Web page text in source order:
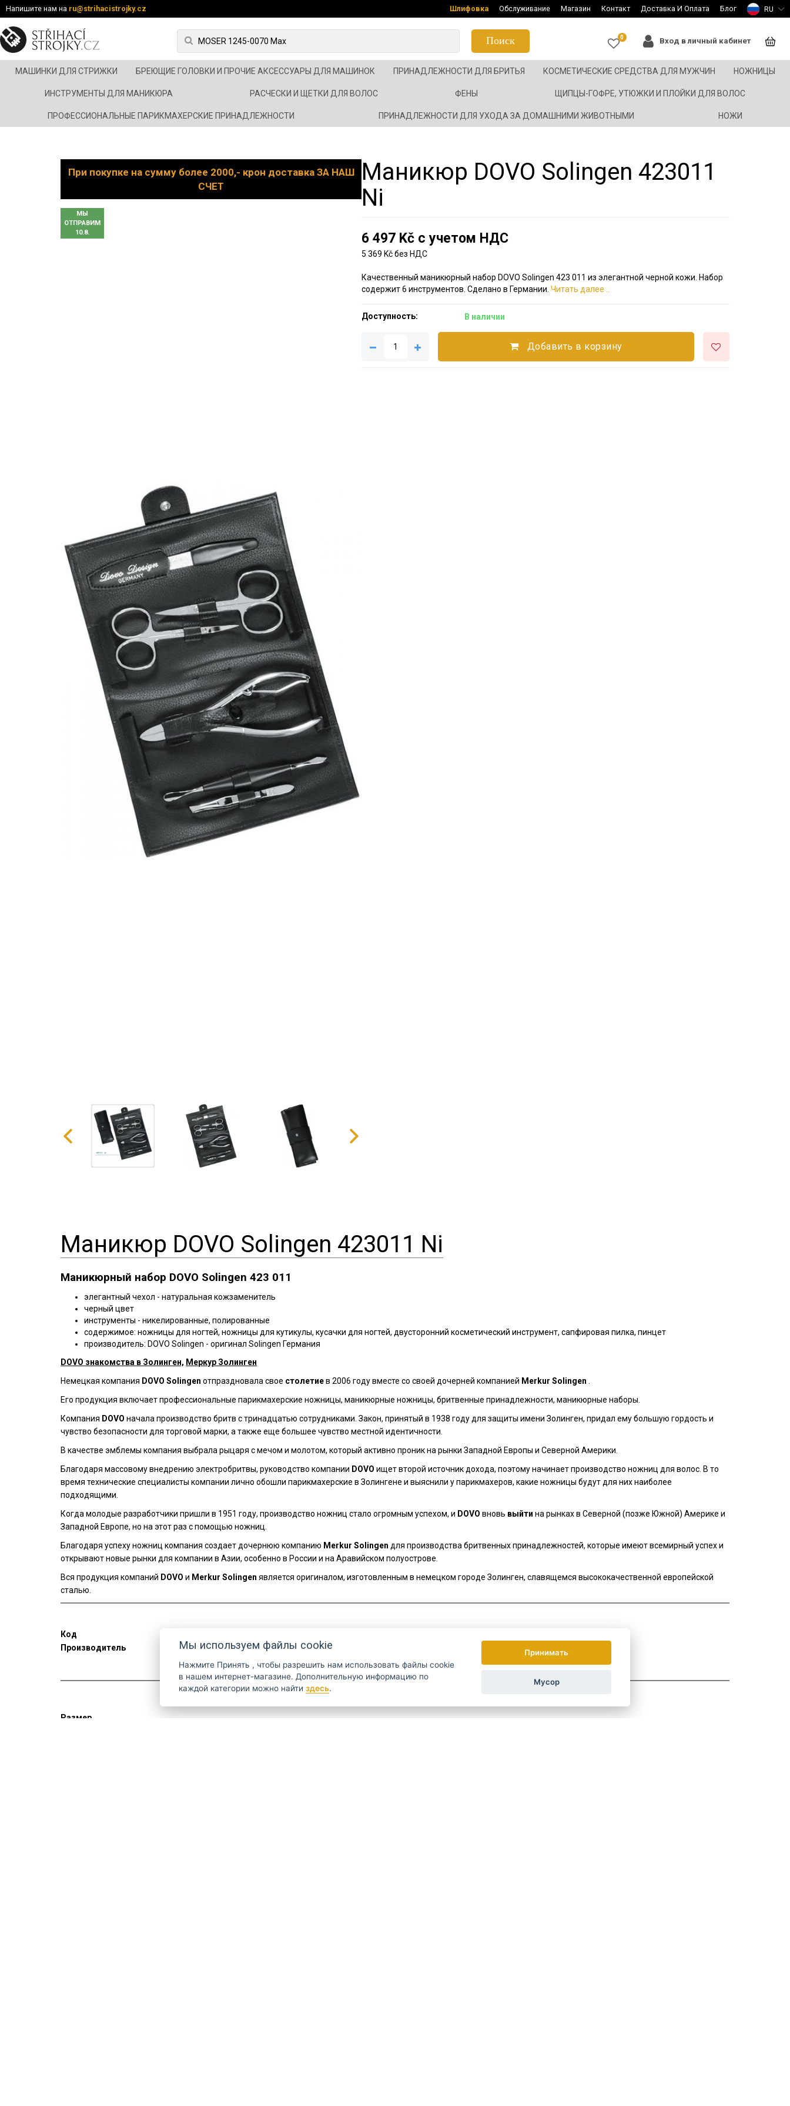
Напишите нам на ru@strihacistrojky.cz Шлифовка Обслуживание Магазин Контакт Доставка И Оплата Блог RU
Поиск 0 Вход в личный кабинет
МАШИНКИ ДЛЯ СТРИЖКИ БРЕЮЩИЕ ГОЛОВКИ И ПРОЧИЕ АКСЕССУАРЫ ДЛЯ МАШИНОК ПРИНАДЛЕЖНОСТИ ДЛЯ БРИТЬЯ КОСМЕТИЧЕСКИЕ СРЕДСТВА ДЛЯ МУЖЧИН НОЖНИЦЫ
ИНСТРУМЕНТЫ ДЛЯ МАНИКЮРА РАСЧЕСКИ И ЩЕТКИ ДЛЯ ВОЛОС ФЕНЫ ЩИПЦЫ-ГОФРЕ, УТЮЖКИ И ПЛОЙКИ ДЛЯ ВОЛОС
ПРОФЕССИОНАЛЬНЫЕ ПАРИКМАХЕРСКИЕ ПРИНАДЛЕЖНОСТИ ПРИНАДЛЕЖНОСТИ ДЛЯ УХОДА ЗА ДОМАШНИМИ ЖИВОТНЫМИ НОЖИ
При покупке на сумму более 2000,- крон доставка ЗА НАШ
СЧЕТ
МЫ
ОТПРАВИМ
10.8.
Маникюр DOVO Solingen 423011
Ni
6 497 Kč с учетом НДС
5 369 Kč без НДС
Качественный маникюрный набор DOVO Solingen 423 011 из элегантной черной кожи. Набор
содержит 6 инструментов. Сделано в Германии.Читать далее ..
Доступность: В наличии
Добавить в корзину
Маникюр DOVO Solingen 423011 Ni
Маникюрный набор DOVO Solingen 423 011
элегантный чехол - натуральная кожзаменитель
черный цвет
инструменты - никелированные, полированные
содержимое: ножницы для ногтей, ножницы для кутикулы, кусачки для ногтей, двусторонний косметический инструмент, сапфировая пилка, пинцет
производитель: DOVO Solingen - оригинал Solingen Германия
DOVO знакомства в Золинген, Меркур Золинген
Немецкая компания DOVO Solingen отпраздновала свое столетиев 2006 году вместе со своей дочерней компанией Merkur Solingen
Его продукция включает профессиональные парикмахерские ножницы, маникюрные ножницы, бритвенные принадлежности, маникюрные наборы.
Компания DOVO начала производство бритв с тринадцатью сотрудниками. Закон, принятый в 1938 году для защиты имени Золинген, придал ему большую гордость и
чувство безопасности для торговой марки, а также еще большее чувство местной идентичности.
В качестве эмблемы компания выбрала рыцаря с мечом и молотом, который активно проник на рынки Западной Европы и Северной Америки.
Благодаря массовому внедрению электробритвы, руководство компании DOVO ищет второй источник дохода, поэтому начинает производство ножниц для волос. В то
время технические специалисты компании лично обошли парикмахерские в Золингене и выяснили у парикмахеров, какие ножницы будут для них наиболее
подходящими.
Когда молодые разработчики пришли в 1951 году, производство ножниц стало огромным успехом, и DOVO вновь выйти на рынках в Северной (позже Южной) Америке и
Западной Европе, но на этот раз с помощью ножниц.
Благодаря успеху ножниц компания создает дочернюю компанию Merkur Solingen для производства бритвенных принадлежностей, которые имеют всемирный успех и
открывают новые рынки для компании в Азии, особенно в России и на Аравийском полуострове.
Вся продукция компаний DOVO и Merkur Solingen является оригиналом, изготовленным в немецком городе Золинген, славящемся высококачественной европейской
сталью.
Код
Производитель
DOVO Solingen
Размер
Мы используем файлы cookie
Нажмите Принять , чтобы разрешить нам использовать файлы cookie
в нашем интернет-магазине. Дополнительную информацию по
каждой категории можно найти здесь.
Принимать
Мусор